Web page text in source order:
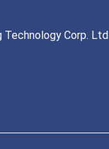
Technology Corp. Ltd